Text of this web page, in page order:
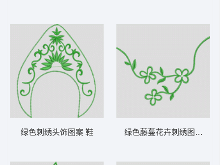
绿色刺绣头饰图案 鞋 绿色藤蔓花卉刺绣图案 鞋